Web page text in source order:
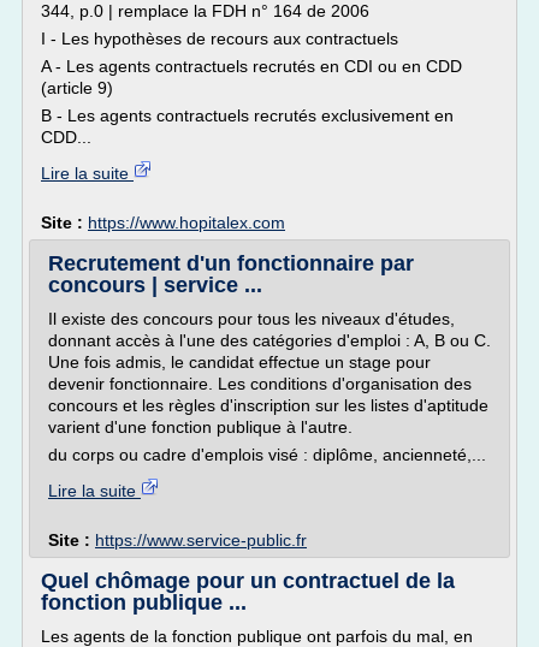
344, p.0 | remplace la FDH n° 164 de 2006
I - Les hypothèses de recours aux contractuels
A - Les agents contractuels recrutés en CDI ou en CDD
(article 9)
B - Les agents contractuels recrutés exclusivement en
CDD...
Lire la suite
Site : https://www.hopitalex.com
Recrutement d'un fonctionnaire par
concours | service ...
Il existe des concours pour tous les niveaux d'études,
donnant accès à l'une des catégories d'emploi : A, B ou C.
Une fois admis, le candidat effectue un stage pour
devenir fonctionnaire. Les conditions d'organisation des
concours et les règles d'inscription sur les listes d'aptitude
varient d'une fonction publique à l'autre.
du corps ou cadre d'emplois visé : diplôme, ancienneté,...
Lire la suite
Site : https://www.service-public.fr
Quel chômage pour un contractuel de la
fonction publique ...
Les agents de la fonction publique ont parfois du mal, en